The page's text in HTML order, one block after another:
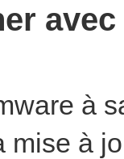
à
mise à